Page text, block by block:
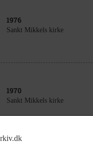
1976
Sankt Mikkels kirke
1970
Sankt Mikkels kirke